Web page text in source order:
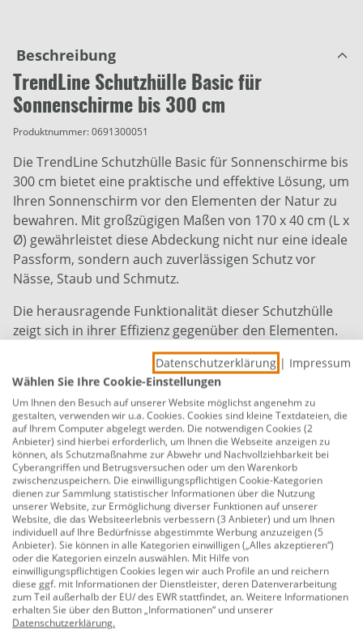
Beschreibung
TrendLine Schutzhülle Basic für
Sonnenschirme bis 300 cm
Produktnummer:0691300051
Die TrendLine Schutzhülle Basic für Sonnenschirme bis
300 cm bietet eine praktische und effektive Lösung, um
Ihren Sonnenschirm vor den Elementen der Natur zu
bewahren. Mit großzügigen Maßen von 170 x 40 cm (L x
Ø) gewährleistet diese Abdeckung nicht nur eine ideale
Passform, sondern auch zuverlässigen Schutz vor
Nässe, Staub und Schmutz.
Die herausragende Funktionalität dieser Schutzhülle
zeigt sich in ihrer Effizienz gegenüber den Elementen.
Ob nach einem Regenschauer, vor
Staubansammlungen oder vor Schmutz - diese
Abdeckung bildet eine robuste Barriere und bewahrt
Ihren Sonnenschirm zuverlässig vor äußeren
Einflüssen.
Mit der TrendLine Schutzhülle Basic setzen Sie auf klare
Funktionalität und unkomplizierten Schutz. Die
schlichte Verarbeitung und das einfache Design
machen die Anwendung problemlos. Bewahren Sie
Ihren Sonnenschirm vor den Widrigkeiten von Wetter
und Umwelt und erhalten Sie dessen Qualität mit der
TrendLine Schutzhülle Basic.
zum Schutz vor Nässe, Staub und Schmutz
Datenschutzerklärung | Impressum
Wählen Sie Ihre Cookie-Einstellungen
Um Ihnen den Besuch auf unserer Website möglichst angenehm zu
gestalten, verwenden wir u.a. Cookies. Cookies sind kleine Textdateien, die
auf Ihrem Computer abgelegt werden. Die notwendigen Cookies (2
Anbieter) sind hierbei erforderlich, um Ihnen die Webseite anzeigen zu
können, als Schutzmaßnahme zur Abwehr und Nachvollziehbarkeit bei
Cyberangriffen und Betrugsversuchen oder um den Warenkorb
zwischenzuspeichern. Die einwilligungspflichtigen Cookie-Kategorien
dienen zur Sammlung statistischer Informationen über die Nutzung
unserer Website, zur Ermöglichung diverser Funktionen auf unserer
Website, die das Websiteerlebnis verbessern (3 Anbieter) und um Ihnen
individuell auf Ihre Bedürfnisse abgestimmte Werbung anzuzeigen (5
Anbieter). Sie können in alle Kategorien einwilligen („Alles akzeptieren“)
oder die Kategorien einzeln auswählen. Mit Hilfe von
einwilligungspflichtigen Cookies legen wir auch Profile an und reichern
diese ggf. mit Informationen der Dienstleister, deren Datenverarbeitung
zum Teil außerhalb der EU/ des EWR stattfindet, an. Weitere Informationen
erhalten Sie über den Button „Informationen“ und unserer
Datenschutzerklärung.